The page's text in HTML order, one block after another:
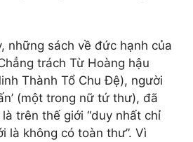
những sách về đức hạnh của
trách Từ Hoàng hậu
Thành Tổ Chu Đệ), người
(một trong nữ tứ thư), đã
trên thế giới “duy nhất chỉ
là không có toàn thư”. Vì